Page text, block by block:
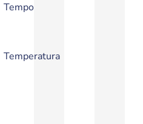
Tempo
Temperatura